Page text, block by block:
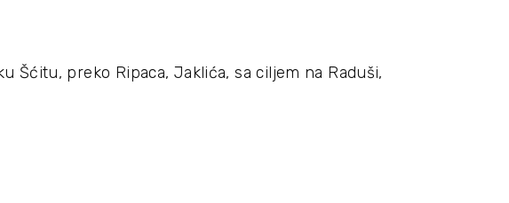
Šćitu, preko Ripaca, Jaklića, sa ciljem na Raduši,